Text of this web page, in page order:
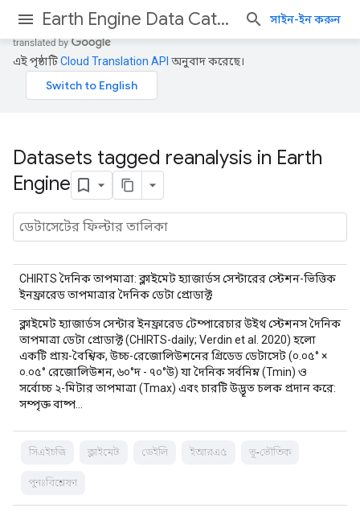
Earth Engine Data Catalog সাইন-ইন করুন
এই পৃষ্ঠাটিCloud Translation API অনুবাদ করেছে।
Datasets tagged reanalysis in Earth
Engine
CHIRTS দৈনিক তাপমাত্রা: ক্লাইমেট হ্যাজার্ডস সেন্টারের স্টেশন-ভিত্তিক
ইনফ্রারেড তাপমাত্রার দৈনিক ডেটা প্রোডাক্ট
ক্লাইমেট হ্যাজার্ডস সেন্টার ইনফ্রারেড টেম্পারেচার উইথ স্টেশনস দৈনিক
তাপমাত্রা ডেটা প্রোডাক্ট (CHIRTS-daily; Verdin et al. 2020) হলো
একটি প্রায়-বৈশ্বিক, উচ্চ-রেজোলিউশনের গ্রিডেড ডেটাসেট (০.০৫° ×
০.০৫° রেজোলিউশন, ৬০°দ - ৭০°উ) যা দৈনিক সর্বনিম্ন (Tmin) ও
সর্বোচ্চ ২-মিটার তাপমাত্রা (Tmax) এবং চারটি উদ্ভূত চলক প্রদান করে:
সম্পৃক্ত বাষ্প…
সিএইচজি ক্লাইমেট ডেইলি ইআরএ৫ ভূ-ভৌতিক
পুনঃবিশ্লেষণ